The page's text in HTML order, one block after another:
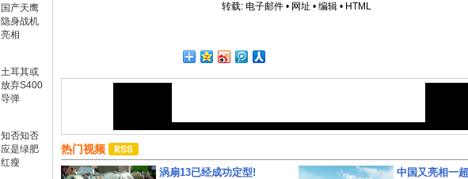
国产天鹰
隐身战机
亮相
土耳其或
放弃S400
导弹
知否知否
应是绿肥
红瘦
转载: 电子邮件• 网址 • 编辑• HTML
热门视频
涡扇13已经成功定型! 中国又亮相一